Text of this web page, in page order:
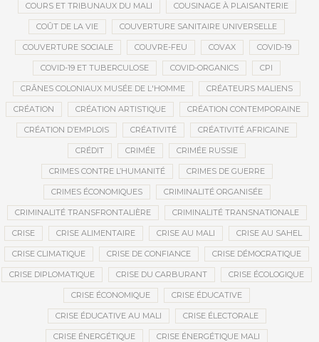
COURS ET TRIBUNAUX DU MALI COUSINAGE À PLAISANTERIE
COÛT DE LA VIE COUVERTURE SANITAIRE UNIVERSELLE
COUVERTURE SOCIALE COUVRE-FEU COVAX COVID-19
COVID-19 ET TUBERCULOSE COVID-ORGANICS CPI
CRÂNES COLONIAUX MUSÉE DE L'HOMME CRÉATEURS MALIENS
CRÉATION CRÉATION ARTISTIQUE CRÉATION CONTEMPORAINE
CRÉATION D’EMPLOIS CRÉATIVITÉ CRÉATIVITÉ AFRICAINE
CRÉDIT CRIMÉE CRIMÉE RUSSIE
CRIMES CONTRE L’HUMANITÉ CRIMES DE GUERRE
CRIMES ÉCONOMIQUES CRIMINALITÉ ORGANISÉE
CRIMINALITÉ TRANSFRONTALIÈRE CRIMINALITÉ TRANSNATIONALE
CRISE CRISE ALIMENTAIRE CRISE AU MALI CRISE AU SAHEL
CRISE CLIMATIQUE CRISE DE CONFIANCE CRISE DÉMOCRATIQUE
CRISE DIPLOMATIQUE CRISE DU CARBURANT CRISE ÉCOLOGIQUE
CRISE ÉCONOMIQUE CRISE ÉDUCATIVE
CRISE ÉDUCATIVE AU MALI CRISE ÉLECTORALE
CRISE ÉNERGÉTIQUE CRISE ÉNERGÉTIQUE MALI